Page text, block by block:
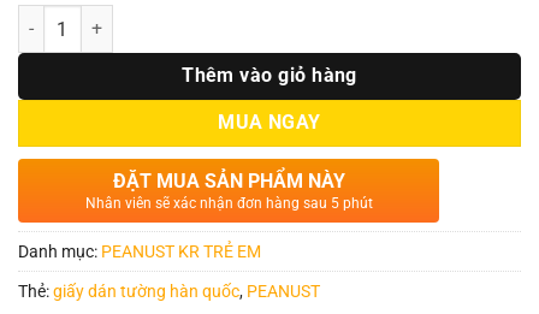
Số lượng
Thêm vào giỏ hàng
MUA NGAY
ĐẶT MUA SẢN PHẨM NÀY
Nhân viên sẽ xác nhận đơn hàng sau 5 phút
Danh mục: PEANUST KR TRẺ EM
Thẻ:giấy dán tường hàn quốc, PEANUST